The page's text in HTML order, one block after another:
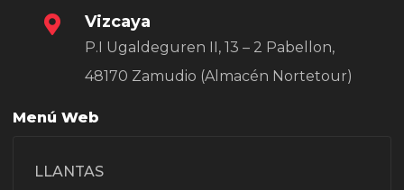
Vizcaya
P.I Ugaldeguren II, 13 – 2 Pabellon,
48170 Zamudio (Almacén Nortetour)
Menú Web
LLANTAS